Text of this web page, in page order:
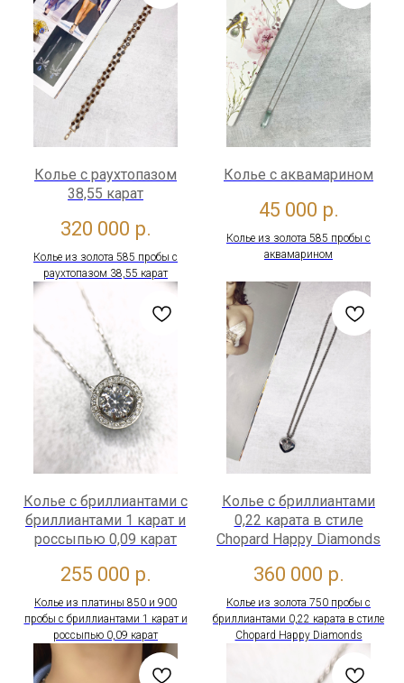
Колье с раухтопазом
38,55 карат
320 000 р.
Колье из золота 585 пробы с
раухтопазом 38,55 карат
Колье с аквамарином
45 000 р.
Колье из золота 585 пробы с
аквамарином
Колье с бриллиантами с
бриллиантами 1 карат и
россыпью 0,09 карат
255 000 р.
Колье из платины 850 и 900
пробы с бриллиантами 1 карат и
россыпью 0,09 карат
Колье с бриллиантами
0,22 карата в стиле
Сhopard Happy Diamonds
360 000 р.
Колье из золота 750 пробы с
бриллиантами 0,22 карата в стиле
Сhopard Happy Diamonds